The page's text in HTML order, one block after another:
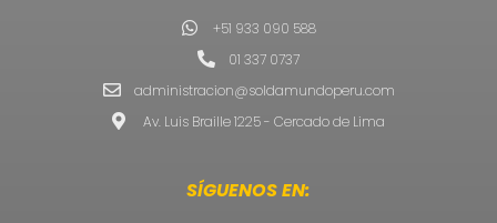
+51 933 090 588
01 337 0737
administracion@soldamundoperu.com
Av. Luis Braille 1225 - Cercado de Lima
SÍGUENOS EN: